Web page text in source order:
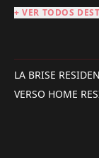
+ VER TODOS
LA BRISE
VERSO HOME